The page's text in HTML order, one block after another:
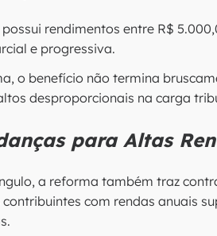
rendimentos entre R$
e progressiva.
o benefício não termina
desproporcionais na carga
para Altas
a reforma também traz
contribuintes com rendas anuais